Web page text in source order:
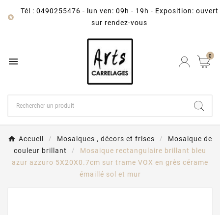

Tél : 0490255476 -
lun ven: 09h - 19h - Exposition: ouvert
sur rendez-vous
 0
Accueil Mosaiques , décors et frises
Mosaique de
couleur brillant
Mosaique rectangulaire brillant bleu
azur azzuro 5X20X0.7cm sur trame VOX en grès cérame
émaillé sol et mur